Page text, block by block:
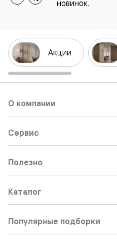
новинок.
Акции
О компании
Сервис
Полезно
Каталог
Популярные подборки